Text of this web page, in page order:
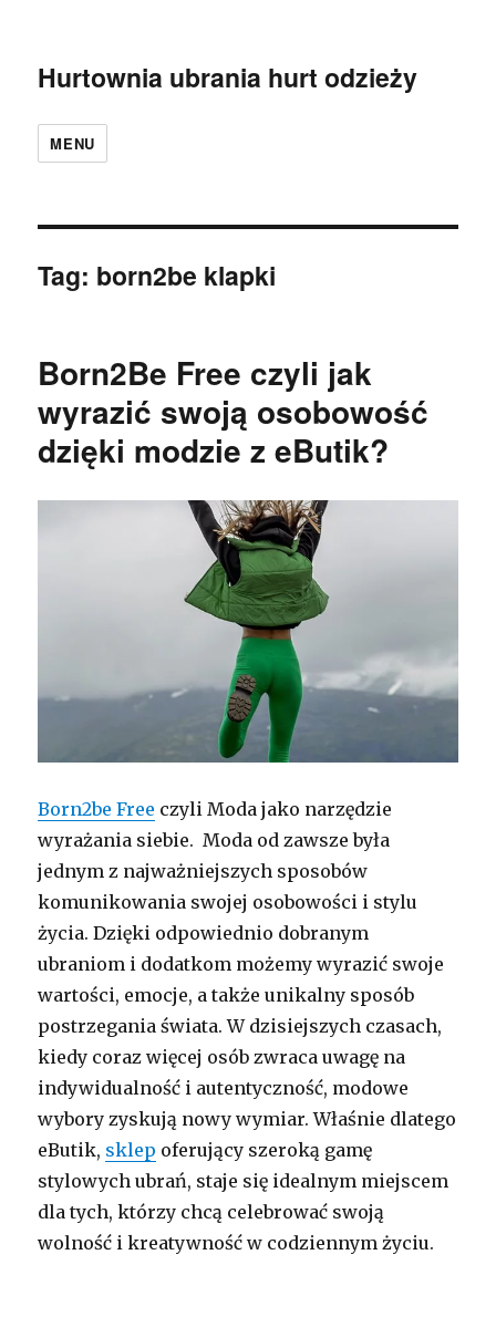
Hurtownia ubrania hurt odzieży
MENU
Tag: born2be klapki
Born2Be Free czyli jak
wyrazić swoją osobowość
dzięki modzie z eButik?
Born2be Free czyli Moda jako narzędzie
wyrażania siebie. Moda od zawsze była
jednym z najważniejszych sposobów
komunikowania swojej osobowości i stylu
życia. Dzięki odpowiednio dobranym
ubraniom i dodatkom możemy wyrazić swoje
wartości, emocje, a także unikalny sposób
postrzegania świata. W dzisiejszych czasach,
kiedy coraz więcej osób zwraca uwagę na
indywidualność i autentyczność, modowe
wybory zyskują nowy wymiar. Właśnie dlatego
eButik, sklep oferujący szeroką gamę
stylowych ubrań, staje się idealnym miejscem
dla tych, którzy chcą celebrować swoją
wolność i kreatywność w codziennym życiu.